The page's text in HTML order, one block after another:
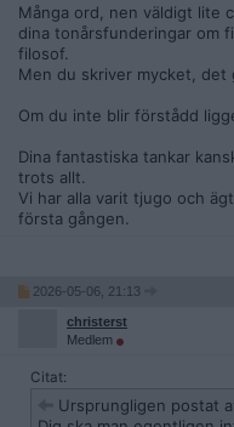
jag måste mena varje
skrivits samma stund
måste faktiskt tro på det
Listan kan göras lång.
Och ja, jag kanske tror
det är för att det är
sällan ser speglas i
Det här låter intressant
den första
Många ord, nen väldigt lite
dina tonårsfunderingar om
filosof.
Men du skriver mycket, det
Om du inte blir förstådd
Dina fantastiska tankar
trots allt.
Vi har alla varit tjugo och
första gången.
2026-05-06, 21:13
christerst
Medlem
Citat:
Ursprungligen postat